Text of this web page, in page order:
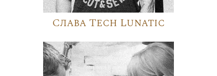
Слава Tech Lunatic